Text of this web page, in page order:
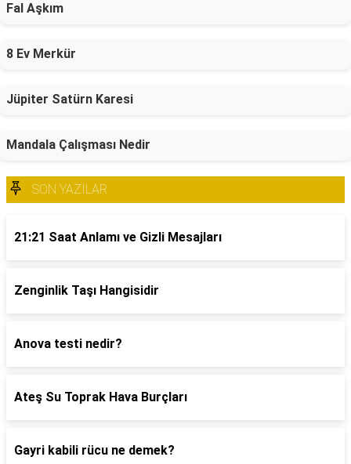
Fal Aşkım
8 Ev Merkür
Jüpiter Satürn Karesi
Mandala Çalışması Nedir
SON YAZILAR
21:21 Saat Anlamı ve Gizli Mesajları
Zenginlik Taşı Hangisidir
Anova testi nedir?
Ateş Su Toprak Hava Burçları
Gayri kabili rücu ne demek?